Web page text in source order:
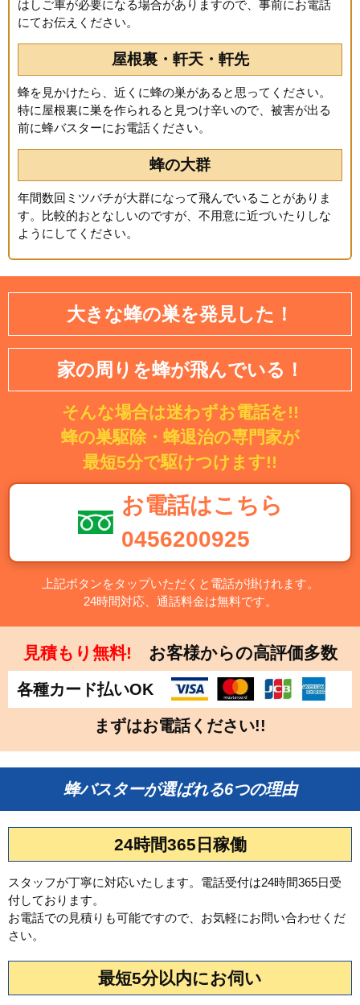
はしご車が必要になる場合がありますので、事前にお電話
にてお伝えください。
屋根裏・軒天・軒先
蜂を見かけたら、近くに蜂の巣があると思ってください。
特に屋根裏に巣を作られると見つけ辛いので、被害が出る
前に蜂バスターにお電話ください。
蜂の大群
年間数回ミツバチが大群になって飛んでいることがありま
す。比較的おとなしいのですが、不用意に近づいたりしな
ようにしてください。
大きな蜂の巣を発見した！
家の周りを蜂が飛んでいる！
そんな場合は迷わずお電話を!!
蜂の巣駆除・蜂退治の専門家が
最短5分で駆けつけます!!
お電話はこちら
0456200925
上記ボタンをタップいただくと電話が掛けれます。
24時間対応、通話料金は無料です。
見積もり無料! お客様からの高評価多数
各種カード払いOK
まずはお電話ください!!
蜂バスターが選ばれる6つの理由
24時間365日稼働
スタッフが丁寧に対応いたします。電話受付は24時間365日受
付しております。
お電話での見積りも可能ですので、お気軽にお問い合わせくだ
さい。
最短5分以内にお伺い